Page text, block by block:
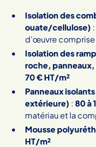
Isolation des
ouate/cellulose)
d’œuvre comprise
Isolation des
roche,
70 € HT/m²
Panneaux
extérieure) :80 à
matériau et la
Mousse
HT/m²